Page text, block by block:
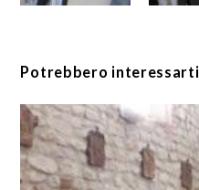
Potrebbero interessarti